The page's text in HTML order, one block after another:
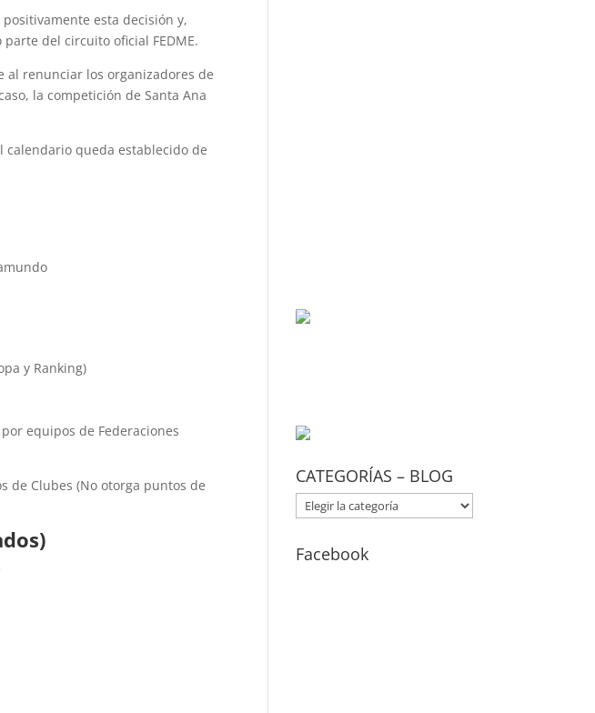
esta decisión y,
del circuito oficial FEDME.
al renunciar los organizadores de
la competición de Santa Ana
queda establecido de
y Ranking)
equipos de Federaciones
de Clubes (No otorga puntos de
CATEGORÍAS – BLOG
CATEGORÍAS
–
BLOG
Facebook